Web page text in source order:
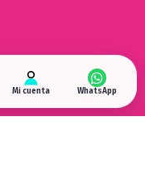
Mi cuenta